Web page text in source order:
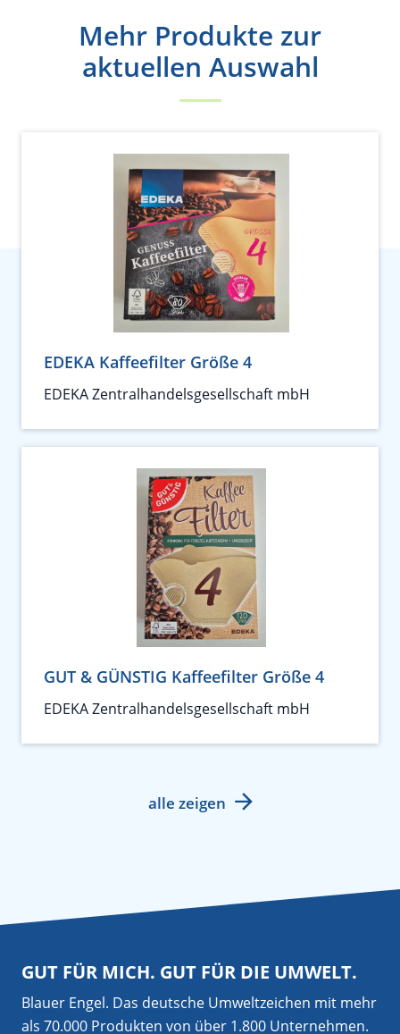
Mehr Produkte zur
aktuellen Auswahl
EDEKA Kaffeefilter Größe 4
EDEKA Zentralhandelsgesellschaft mbH
GUT & GÜNSTIG Kaffeefilter Größe 4
EDEKA Zentralhandelsgesellschaft mbH
alle zeigen
GUT FÜR MICH. GUT FÜR DIE UMWELT.
Blauer Engel. Das deutsche Umweltzeichen mit mehr
als 70.000 Produkten von über 1.800 Unternehmen.